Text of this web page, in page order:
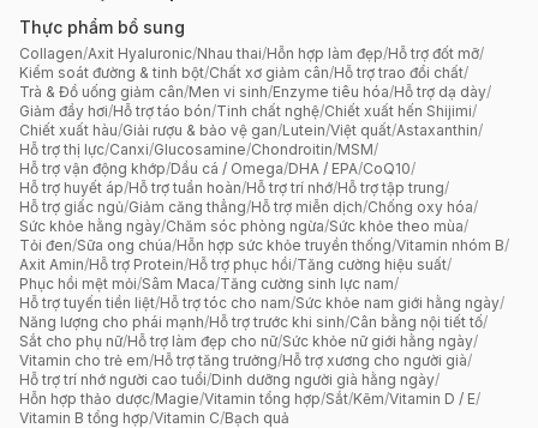
Thực phẩm bổ sung
Collagen/Axit Hyaluronic/Nhau thai/Hỗn hợp làm đẹp/Hỗ trợ đốt mỡ/
Kiểm soát đường & tinh bột/Chất xơ giảm cân/Hỗ trợ trao đổi chất/
Trà & Đồ uống giảm cân/Men vi sinh/Enzyme tiêu hóa/Hỗ trợ dạ dày/
Giảm đầy hơi/Hỗ trợ táo bón/Tinh chất nghệ/Chiết xuất hến Shijimi/
Chiết xuất hàu/Giải rượu & bảo vệ gan/Lutein/Việt quất/Astaxanthin/
Hỗ trợ thị lực/Canxi/Glucosamine/Chondroitin/MSM/
Hỗ trợ vận động khớp/Dầu cá / Omega/DHA / EPA/CoQ10/
Hỗ trợ huyết áp/Hỗ trợ tuần hoàn/Hỗ trợ trí nhớ/Hỗ trợ tập trung/
Hỗ trợ giấc ngủ/Giảm căng thẳng/Hỗ trợ miễn dịch/Chống oxy hóa/
Sức khỏe hằng ngày/Chăm sóc phòng ngừa/Sức khỏe theo mùa/
Tỏi đen/Sữa ong chúa/Hỗn hợp sức khỏe truyền thống/Vitamin nhóm B/
Axit Amin/Hỗ trợ Protein/Hỗ trợ phục hồi/Tăng cường hiệu suất/
Phục hồi mệt mỏi/Sâm Maca/Tăng cường sinh lực nam/
Hỗ trợ tuyến tiền liệt/Hỗ trợ tóc cho nam/Sức khỏe nam giới hằng ngày/
Năng lượng cho phái mạnh/Hỗ trợ trước khi sinh/Cân bằng nội tiết tố/
Sắt cho phụ nữ/Hỗ trợ làm đẹp cho nữ/Sức khỏe nữ giới hằng ngày/
Vitamin cho trẻ em/Hỗ trợ tăng trưởng/Hỗ trợ xương cho người già/
Hỗ trợ trí nhớ người cao tuổi/Dinh dưỡng người già hằng ngày/
Hỗn hợp thảo dược/Magie/Vitamin tổng hợp/Sắt/Kẽm/Vitamin D / E/
Vitamin B tổng hợp/Vitamin C/Bạch quả